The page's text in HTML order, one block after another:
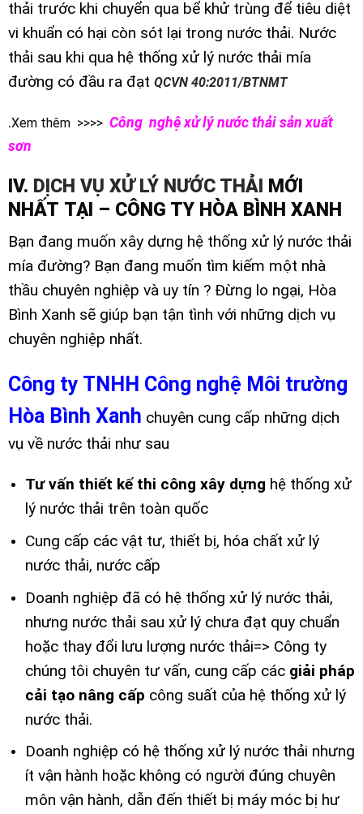
thải trước khi chuyển qua bể khử trùng để tiêu diệt
vi khuẩn có hại còn sót lại trong nước thải. Nước
thải sau khi qua hệ thống xử lý nước thải mía
đường có đầu ra đạt QCVN 40:2011/BTNMT
.Xem thêm >>>> Công nghệ xử lý nước thải sản xuất
sơn
IV. DỊCH VỤ XỬ LÝ NƯỚC THẢI MỚI
NHẤT TẠI – CÔNG TY HÒA BÌNH XANH
Bạn đang muốn xây dựng hệ thống xử lý nước thải
mía đường? Bạn đang muốn tìm kiếm một nhà
thầu chuyên nghiệp và uy tín ? Đừng lo ngại, Hòa
Bình Xanh sẽ giúp bạn tận tình với những dịch vụ
chuyên nghiệp nhất.
Công ty TNHH Công nghệ Môi trường
Hòa Bình Xanh chuyên cung cấp những dịch
vụ về nước thải như sau
Tư vấn thiết kế thi công xây dựng hệ thống xử
lý nước thải trên toàn quốc
Cung cấp các vật tư, thiết bị, hóa chất xử lý
nước thải, nước cấp
Doanh nghiệp đã có hệ thống xử lý nước thải,
nhưng nước thải sau xử lý chưa đạt quy chuẩn
hoặc thay đổi lưu lượng nước thải=> Công ty
chúng tôi chuyên tư vấn, cung cấp các giải pháp
cải tạo nâng cấp công suất của hệ thống xử lý
nước thải.
Doanh nghiệp có hệ thống xử lý nước thải nhưng
ít vận hành hoặc không có người đúng chuyên
môn vận hành, dẫn đến thiết bị máy móc bị hư